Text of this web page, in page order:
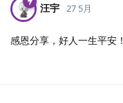
汪宇 27 5月
感恩分享，好人一生平安！